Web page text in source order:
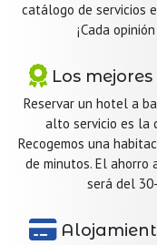
catálogo de servicios
¡Cada
Los
Reservar un hotel a
alto servicio es la
Recogemos una
de minutos. El ahorro
será del